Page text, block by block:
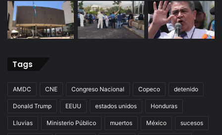
Tags
AMDC CNE Congreso Nacional Copeco detenido
Donald Trump EEUU estados unidos Honduras
Lluvias Ministerio Público muertos México sucesos